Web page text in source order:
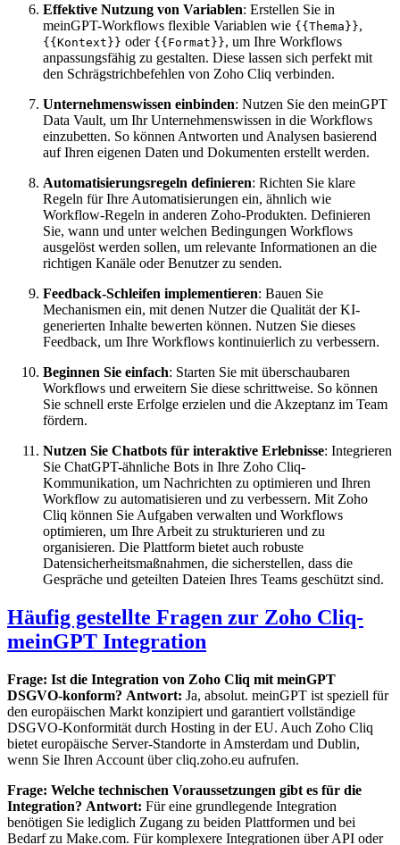
Effektive Nutzung von Variablen: Erstellen Sie in
meinGPT-Workflows flexible Variablen wie {{Thema}},
{{Kontext}} oder {{Format}}, um Ihre Workflows
anpassungsfähig zu gestalten. Diese lassen sich perfekt mit
den Schrägstrichbefehlen von Zoho Cliq verbinden.
Unternehmenswissen einbinden: Nutzen Sie den meinGPT
Data Vault, um Ihr Unternehmenswissen in die Workflows
einzubetten. So können Antworten und Analysen basierend
auf Ihren eigenen Daten und Dokumenten erstellt werden.
Automatisierungsregeln definieren: Richten Sie klare
Regeln für Ihre Automatisierungen ein, ähnlich wie
Workflow-Regeln in anderen Zoho-Produkten. Definieren
Sie, wann und unter welchen Bedingungen Workflows
ausgelöst werden sollen, um relevante Informationen an die
richtigen Kanäle oder Benutzer zu senden.
Feedback-Schleifen implementieren: Bauen Sie
Mechanismen ein, mit denen Nutzer die Qualität der KI-
generierten Inhalte bewerten können. Nutzen Sie dieses
Feedback, um Ihre Workflows kontinuierlich zu verbessern.
Beginnen Sie einfach: Starten Sie mit überschaubaren
Workflows und erweitern Sie diese schrittweise. So können
Sie schnell erste Erfolge erzielen und die Akzeptanz im Team
fördern.
Nutzen Sie Chatbots für interaktive Erlebnisse: Integrieren
Sie ChatGPT-ähnliche Bots in Ihre Zoho Cliq-
Kommunikation, um Nachrichten zu optimieren und Ihren
Workflow zu automatisieren und zu verbessern. Mit Zoho
Cliq können Sie Aufgaben verwalten und Workflows
optimieren, um Ihre Arbeit zu strukturieren und zu
organisieren. Die Plattform bietet auch robuste
Datensicherheitsmaßnahmen, die sicherstellen, dass die
Gespräche und geteilten Dateien Ihres Teams geschützt sind.
Häufig gestellte Fragen zur Zoho Cliq-
meinGPT Integration
Frage: Ist die Integration von Zoho Cliq mit meinGPT
DSGVO-konform? Antwort: Ja, absolut. meinGPT ist speziell für
den europäischen Markt konzipiert und garantiert vollständige
DSGVO-Konformität durch Hosting in der EU. Auch Zoho Cliq
bietet europäische Server-Standorte in Amsterdam und Dublin,
wenn Sie Ihren Account über cliq.zoho.eu aufrufen.
Frage: Welche technischen Voraussetzungen gibt es für die
Integration? Antwort: Für eine grundlegende Integration
benötigen Sie lediglich Zugang zu beiden Plattformen und bei
Bedarf zu Make.com. Für komplexere Integrationen über API oder